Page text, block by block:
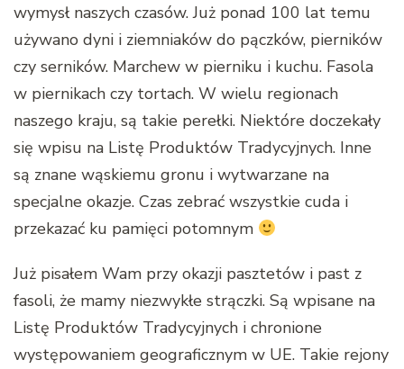
wymysł naszych czasów. Już ponad 100 lat temu
używano dyni i ziemniaków do pączków, pierników
czy serników. Marchew w pierniku i kuchu. Fasola
w piernikach czy tortach. W wielu regionach
naszego kraju, są takie perełki. Niektóre doczekały
się wpisu na Listę Produktów Tradycyjnych. Inne
są znane wąskiemu gronu i wytwarzane na
specjalne okazje. Czas zebrać wszystkie cuda i
przekazać ku pamięci potomnym
Już pisałem Wam przy okazji pasztetów i past z
fasoli, że mamy niezwykłe strączki. Są wpisane na
Listę Produktów Tradycyjnych i chronione
występowaniem geograficznym w UE. Takie rejony